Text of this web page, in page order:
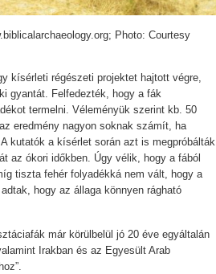
Photo: Courtesy
kísérleti régészeti projektet hajtott végre,
gyantát. Felfedezték, hogy a fák
termelni. Véleményük szerint kb. 50
eredmény nagyon soknak számít, ha
kutatók a kísérlet során azt is megpróbálták
az ókori időkben. Úgy vélik, hogy a fából
tiszta fehér folyadékká nem vált, hogy a
hogy az állaga könnyen rágható
már körülbelül jó 20 éve egyáltalán
Irakban és az Egyesült Arab